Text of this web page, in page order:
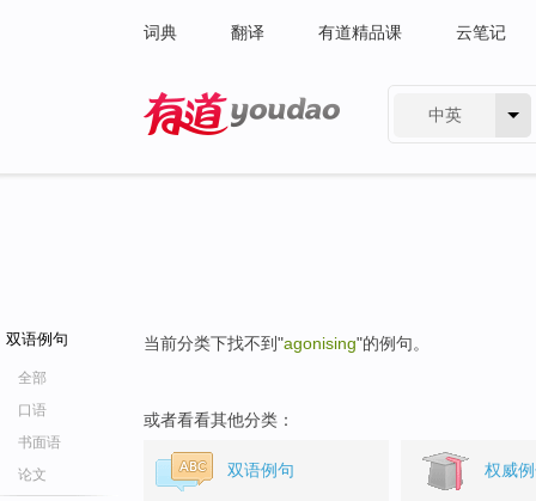
词典 翻译 有道精品课 云笔记
中英
双语例句
全部
口语
书面语
论文
当前分类下找不到"agonising"的例句。
或者看看其他分类：
双语例句 权威